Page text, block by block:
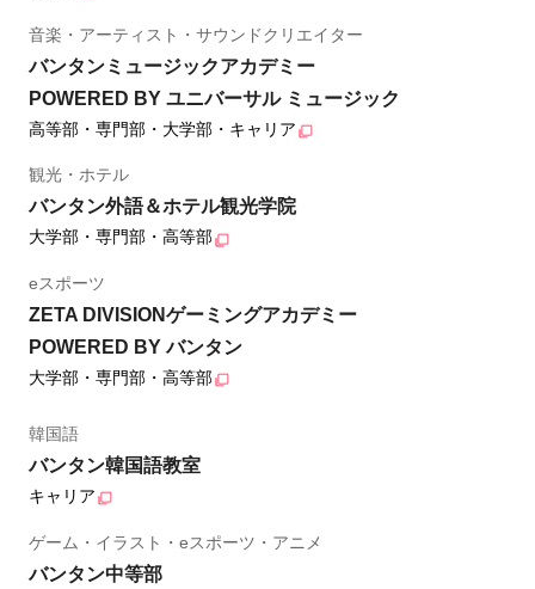
音楽・アーティスト・サウンドクリエイター
バンタンミュージックアカデミー
POWERED BY ユニバーサル ミュージック
高等部・専門部・大学部・キャリア
観光・ホテル
バンタン外語＆ホテル観光学院
大学部・専門部・高等部
eスポーツ
ZETA DIVISIONゲーミングアカデミー
POWERED BY バンタン
大学部・専門部・高等部
韓国語
バンタン韓国語教室
キャリア
ゲーム・イラスト・eスポーツ・アニメ
バンタン中等部